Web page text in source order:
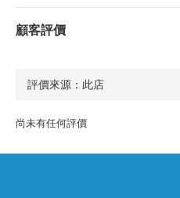
顧客評價
尚未有任何評價